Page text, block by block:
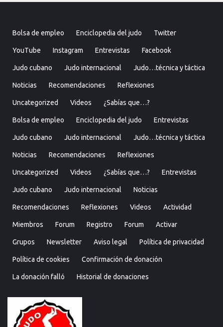
Bolsa de empleo Enciclopedia del judo Twitter
YouTube Instagram Entrevistas Facebook
Judo cubano Judo internacional Judo…técnica y táctica
Noticias Recomendaciones Reflexiones
Uncategorized Videos ¿Sabías que…?
Bolsa de empleo Enciclopedia del judo Entrevistas
Judo cubano Judo internacional Judo…técnica y táctica
Noticias Recomendaciones Reflexiones
Uncategorized Videos ¿Sabías que…? Entrevistas
Judo cubano Judo internacional Noticias
Recomendaciones Reflexiones Videos Actividad
Miembros Forum Registro Forum Activar
Grupos Newsletter Aviso legal Política de privacidad
Política de cookies Confirmación de donación
La donación falló Historial de donaciones